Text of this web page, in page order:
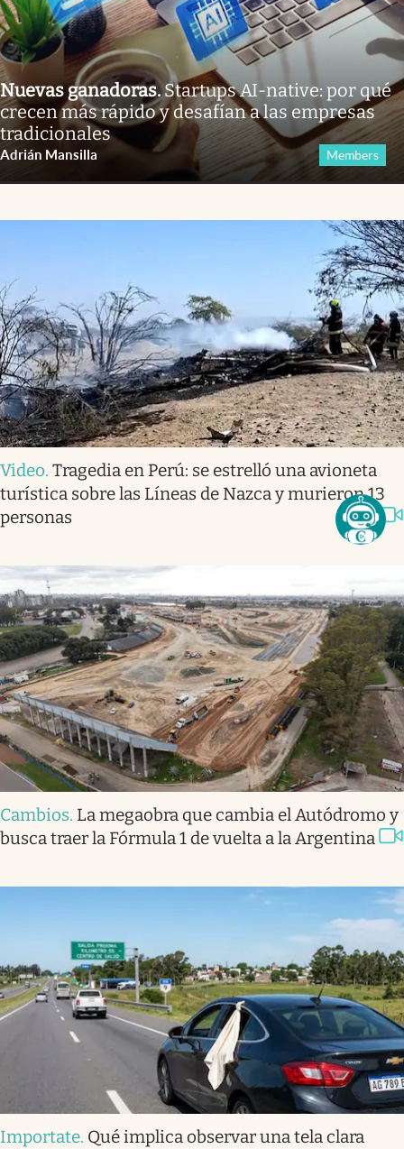
Nuevas ganadoras.Startups AI-native: por qué
crecen más rápido y desafían a las empresas
tradicionales
Adrián Mansilla Members
Video. Tragedia en Perú: se estrelló una avioneta
turística sobre las Líneas de Nazca y murieron 13
personas
Cambios. La megaobra que cambia el Autódromo y
busca traer la Fórmula 1 de vuelta a la Argentina
Importate. Qué implica observar una tela clara